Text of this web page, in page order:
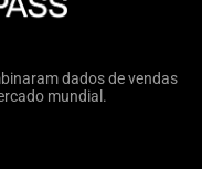
dados de vendas
mundial.